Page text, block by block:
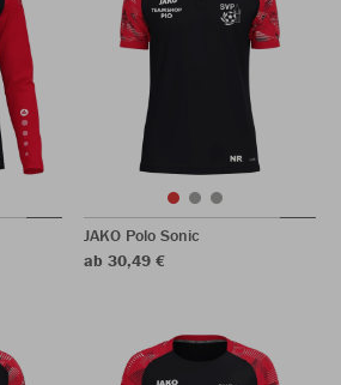
JAKO Polo Sonic
ab 30,49 €